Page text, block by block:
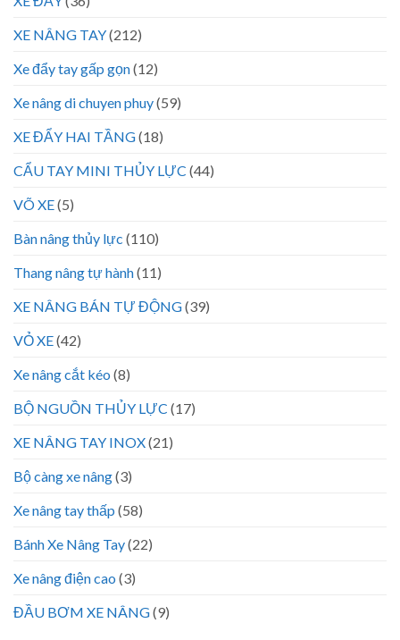
XE NÂNG TAY(212)
Xe đẩy tay gấp gọn(12)
Xe nâng di chuyen phuy(59)
XE ĐẨY HAI TẦNG(18)
CẨU TAY MINI THỦY LỰC (44)
VÕ XE(5)
Bàn nâng thủy lực (110)
Thang nâng tự hành(11)
XE NÂNG BÁN TỰ ĐỘNG(39)
VỎ XE(42)
Xe nâng cắt kéo (8)
BỘ NGUỒN THỦY LỰC (17)
XE NÂNG TAY INOX(21)
Bộ càng xe nâng(3)
Xe nâng tay thấp (58)
Bánh Xe Nâng Tay(22)
Xe nâng điện cao (3)
ĐẦU BƠM XE NÂNG(9)